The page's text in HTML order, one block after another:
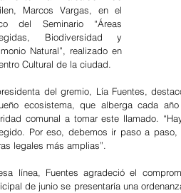
Marcos Vargas, en el
del Seminario “Áreas
Biodiversidad y
Natural”, realizado en
Cultural de la ciudad.
del gremio, Lía Fuentes,
ecosistema, que alberga cada
comunal a tomar este llamado.
Por eso, debemos ir paso a
legales más amplias”.
línea, Fuentes agradeció el
de junio se presentaría una